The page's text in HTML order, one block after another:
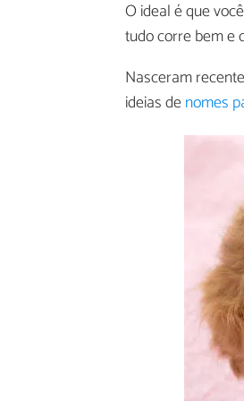
O ideal é que
tudo corre bem e
Nasceram
ideias denomes